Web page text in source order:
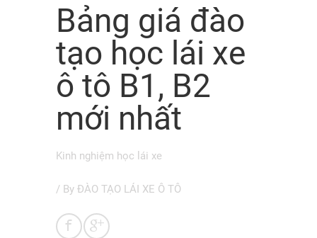
Bảng giá đào
tạo học lái xe
ô tô B1, B2
mới nhất
Kinh nghiệm học lái xe
/ By ĐÀO TẠO LÁI XE Ô TÔ